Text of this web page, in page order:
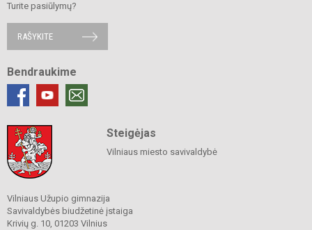
Turite pasiūlymų?
RAŠYKITE
Bendraukime
Steigėjas
Vilniaus miesto savivaldybė
Vilniaus Užupio gimnazija
Savivaldybės biudžetinė įstaiga
Krivių g. 10, 01203 Vilnius